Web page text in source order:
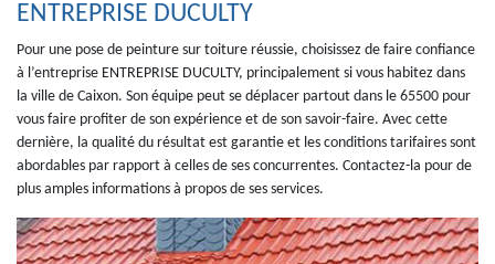
ENTREPRISE DUCULTY
Pour une pose de peinture sur toiture réussie, choisissez de faire confiance
à l’entreprise ENTREPRISE DUCULTY, principalement si vous habitez dans
la ville de Caixon. Son équipe peut se déplacer partout dans le 65500 pour
vous faire profiter de son expérience et de son savoir-faire. Avec cette
dernière, la qualité du résultat est garantie et les conditions tarifaires sont
abordables par rapport à celles de ses concurrentes. Contactez-la pour de
plus amples informations à propos de ses services.